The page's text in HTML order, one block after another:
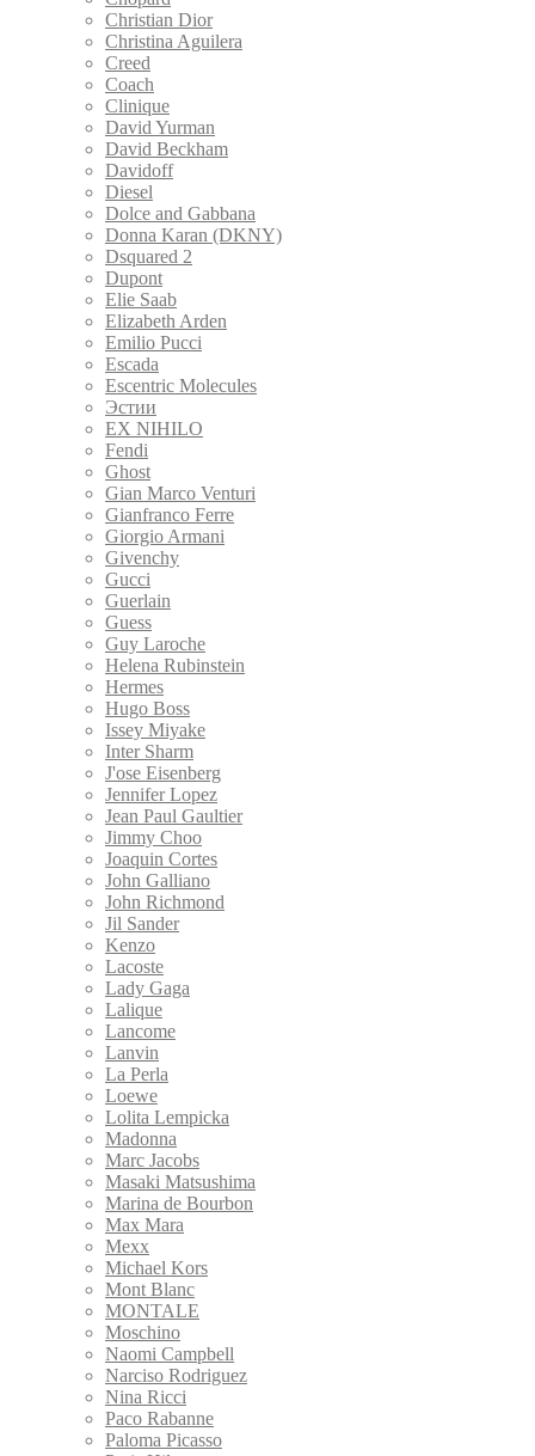
Christian Dior
Christina Aguilera
Creed
Coach
Clinique
David Yurman
David Beckham
Davidoff
Diesel
Dolce and Gabbana
Donna Karan (DKNY)
Dsquared 2
Dupont
Elie Saab
Elizabeth Arden
Emilio Pucci
Escada
Escentric Molecules
Эстии
EX NIHILO
Fendi
Ghost
Gian Marco Venturi
Gianfranco Ferre
Giorgio Armani
Givenchy
Gucci
Guerlain
Guess
Guy Laroche
Helena Rubinstein
Hermes
Hugo Boss
Issey Miyake
Inter Sharm
J'ose Eisenberg
Jennifer Lopez
Jean Paul Gaultier
Jimmy Choo
Joaquin Cortes
John Galliano
John Richmond
Jil Sander
Kenzo
Lacoste
Lady Gaga
Lalique
Lancome
Lanvin
La Perla
Loewe
Lolita Lempicka
Madonna
Marc Jacobs
Masaki Matsushima
Marina de Bourbon
Max Mara
Mexx
Michael Kors
Mont Blanc
MONTALE
Moschino
Naomi Campbell
Narciso Rodriguez
Nina Ricci
Paco Rabanne
Paloma Picasso